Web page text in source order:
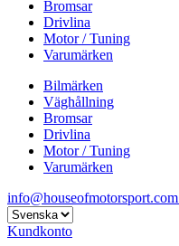
Bromsar
Drivlina
Motor / Tuning
Varumärken
Bilmärken
Väghållning
Bromsar
Drivlina
Motor / Tuning
Varumärken
info@houseofmotorsport.com
Kundkonto